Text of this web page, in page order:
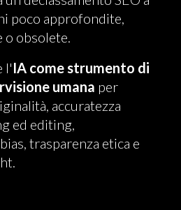
poco approfondite,
obsolete.
l'IA come strumento di
umana per
accuratezza
ed editing,
trasparenza etica e